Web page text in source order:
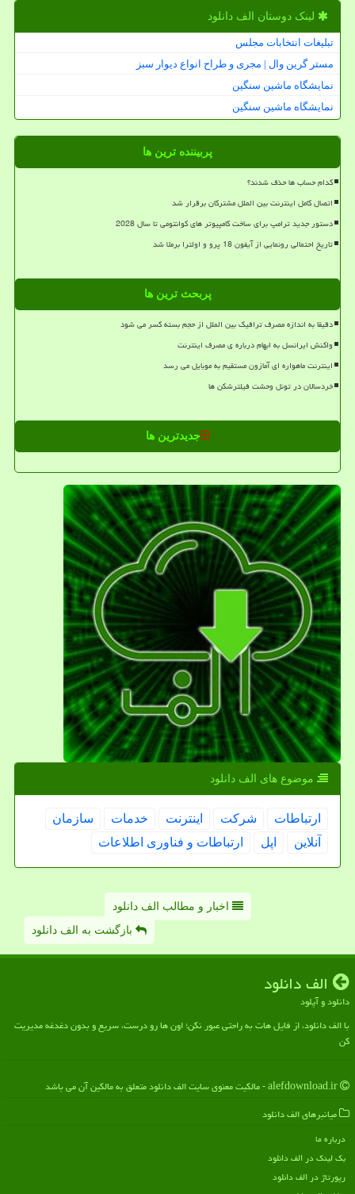
لینک دوستان الف دانلود
تبلیغات انتخابات مجلس
مستر گرین وال | مجری و طراح انواع دیوار سبز
نمایشگاه ماشین سنگین
نمایشگاه ماشین سنگین
پربیننده ترین ها
کدام حساب ها حذف شدند؟
اتصال کامل اینترنت بین الملل مشترکان برقرار شد
دستور جدید ترامپ برای ساخت کامپیوتر های کوانتومی تا سال 2028
تاریخ احتمالی رونمایی از آیفون 18 پرو و اولترا برملا شد
پربحث ترین ها
دقیقا به اندازه مصرف ترافیک بین الملل از حجم بسته کسر می شود
واکنش ایرانسل به ابهام درباره ی مصرف اینترنت
اینترنت ماهواره ای آمازون مستقیم به موبایل می رسد
خردسالان در تونل وحشت فیلترشکن ها
جدیدترین ها
موضوع های الف دانلود
ارتباطات شركت اینترنت خدمات
سازمان
آنلاین
اپل ارتباطات و فناوری اطلاعات
اخبار و مطالب الف دانلود
بازگشت به الف دانلود
الف دانلود
دانلود و آپلود
با الف دانلود، از فایل هات به راحتی عبور نکن؛ اون ها رو درست، سریع و بدون دغدغه مدیریت
کن
میانبرهای الف دانلود
درباره ما
بک لینک در الف دانلود
رپورتاژ در الف دانلود